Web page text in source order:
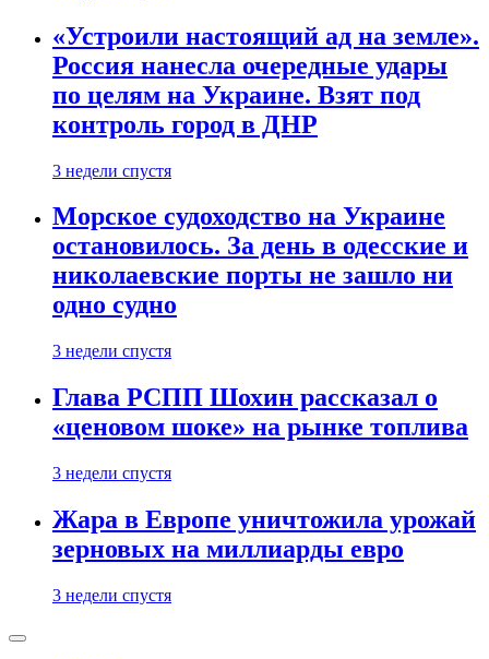
«Устроили настоящий ад на земле».
Россия нанесла очередные удары
по целям на Украине. Взят под
контроль город в ДНР
3 недели спустя
Морское судоходство на Украине
остановилось. За день в одесские и
николаевские порты не зашло ни
одно судно
3 недели спустя
Глава РСПП Шохин рассказал о
«ценовом шоке» на рынке топлива
3 недели спустя
Жара в Европе уничтожила урожай
зерновых на миллиарды евро
3 недели спустя